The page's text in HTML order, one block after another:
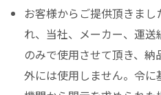
お客様からご提供頂きま
れ、当社、メーカー、運
のみで使用させて頂き、
外には使用しません。令